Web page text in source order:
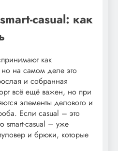
casual: как
как
на самом деле это
и собранная
всё ещё важен, но при
элементы делового и
Если casual – это
smart-casual – уже
и брюки, которые